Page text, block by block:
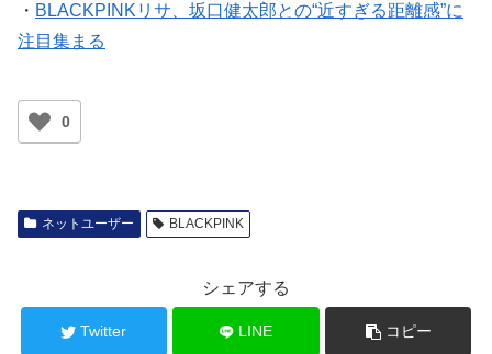
・ BLACKPINKリサ、坂口健太郎との“近すぎる距離感”に
注目集まる
0
ネットユーザー BLACKPINK
シェアする
Twitter LINE コピー